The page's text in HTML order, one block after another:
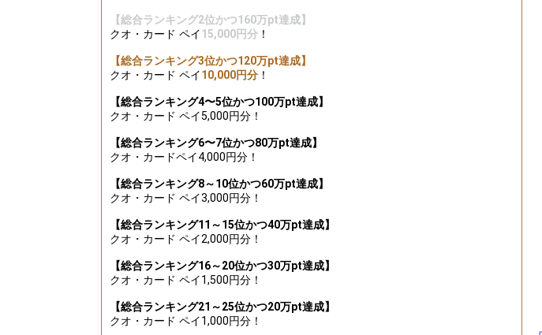
【総合ランキング2位かつ160万pt達成】
クオ・カード ペイ15,000円分 ！
【総合ランキング3位かつ120万pt達成】
クオ・カード ペイ10,000円分 ！
【総合ランキング4〜5位かつ100万pt達成】
クオ・カード ペイ5,000円分！
【総合ランキング6〜7位かつ80万pt達成】
クオ・カードペイ4,000円分！
【総合ランキング8～10位かつ60万pt達成】
クオ・カード ペイ3,000円分！
【総合ランキング11～15位かつ40万pt達成】
クオ・カード ペイ2,000円分！
【総合ランキング16～20位かつ30万pt達成】
クオ・カード ペイ1,500円分！
【総合ランキング21～25位かつ20万pt達成】
クオ・カード ペイ1,000円分！